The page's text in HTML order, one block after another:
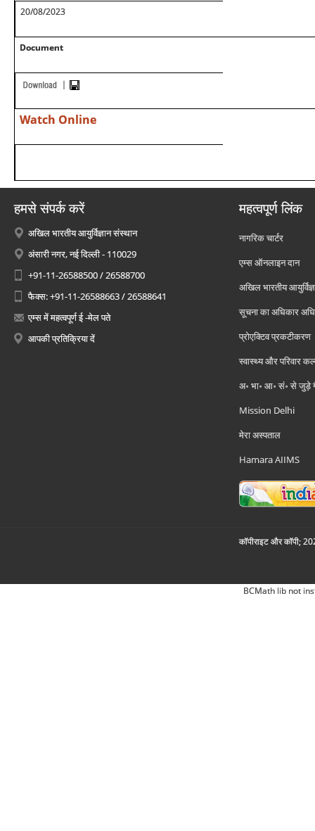
20/08/2023
Document
Watch Online
हमसे संपर्क करें
अखिल भारतीय आयुर्विज्ञान संस्थान
अंसारी नगर, नई दिल्ली - 110029
+91-11-26588500 / 26588700
फैक्स: +91-11-26588663 / 26588641
एम्स में महत्वपूर्ण ई -मेल पते
आपकी प्रतिक्रिया दें
महत्वपूर्ण लिंक
नागरिक चार्टर
एम्स ऑनलाइन दान
अखिल भारतीय
सूचना का अधिकार
प्रोएक्टिव प्रकटीकरण
स्वास्थ्य और परिवार
अ॰ भा॰ आ॰ सं॰ से जुड़े
Mission Delhi
मेरा अस्पताल
Hamara AIIMS
कॉपीराइट और कॉपी;
BCMath lib not